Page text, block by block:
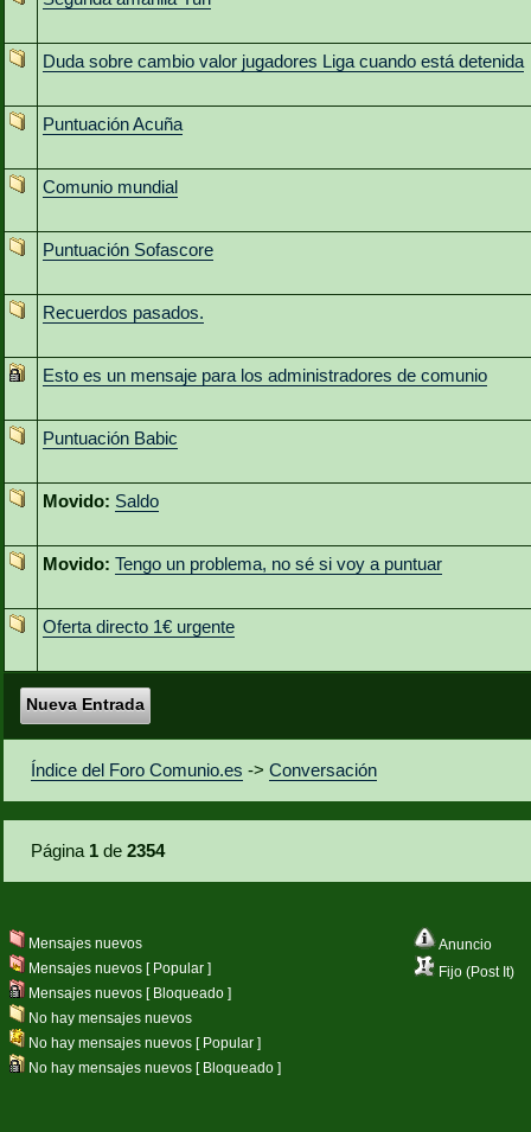
Duda sobre cambio valor jugadores Liga cuando está detenida
Puntuación Acuña
Comunio mundial
Puntuación Sofascore
Recuerdos pasados.
Esto es un mensaje para los administradores de comunio
Puntuación Babic
Movido: Saldo
Movido: Tengo un problema, no sé si voy a puntuar
Oferta directo 1€ urgente
Nueva Entrada
Índice del Foro Comunio.es ->Conversación
Página 1 de2354
Anuncio
Fijo (Post It)
Mensajes nuevos
Mensajes nuevos [ Popular ]
Mensajes nuevos [ Bloqueado ]
No hay mensajes nuevos
No hay mensajes nuevos [ Popular ]
No hay mensajes nuevos [ Bloqueado ]